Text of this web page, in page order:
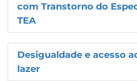
com Transtorno do
TEA
Desigualdade e acesso
lazer